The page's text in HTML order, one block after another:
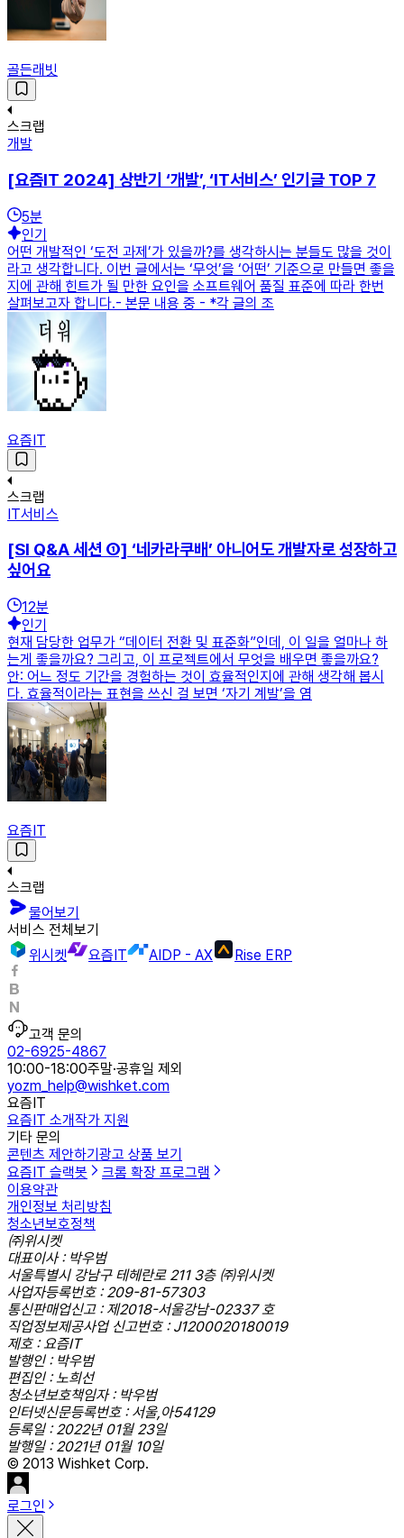
골든래빗
스크랩
개발
[요즘IT 2024] 상반기 ‘개발’, ‘IT서비스’ 인기글 TOP 7
5분
인기
어떤 개발적인 ‘도전 과제’가 있을까?를 생각하시는 분들도 많을 것이
라고 생각합니다. 이번 글에서는 ‘무엇’을 ‘어떤’ 기준으로 만들면 좋을
지에 관해 힌트가 될 만한 요인을 소프트웨어 품질 표준에 따라 한번
살펴보고자 합니다.- 본문 내용 중 - *각 글의 조
요즘IT
스크랩
IT서비스
[SI Q&A 세션 ①] ‘네카라쿠배’ 아니어도 개발자로 성장하고
싶어요
12분
인기
현재 담당한 업무가 “데이터 전환 및 표준화”인데, 이 일을 얼마나 하
는게 좋을까요? 그리고, 이 프로젝트에서 무엇을 배우면 좋을까요?
안: 어느 정도 기간을 경험하는 것이 효율적인지에 관해 생각해 봅시
다. 효율적이라는 표현을 쓰신 걸 보면 ‘자기 계발’을 염
요즘IT
스크랩
물어보기
서비스 전체보기
위시켓
요즘IT AIDP - AX Rise ERP
고객 문의
02-6925-4867
10:00-18:00주말·공휴일 제외
yozm_help@wishket.com
요즘IT
요즘IT 소개작가 지원
기타 문의
콘텐츠 제안하기 광고 상품 보기
요즘IT 슬랙봇
크롬 확장 프로그램
이용약관
개인정보 처리방침
청소년보호정책
㈜위시켓
대표이사 : 박우범
서울특별시 강남구 테헤란로 211 3층 ㈜위시켓
사업자등록번호 : 209-81-57303
통신판매업신고 : 제2018-서울강남-02337 호
직업정보제공사업 신고번호 : J1200020180019
제호 : 요즘IT
발행인 : 박우범
편집인 : 노희선
청소년보호책임자 : 박우범
인터넷신문등록번호 : 서울,아54129
등록일 : 2022년 01월 23일
발행일 : 2021년 01월 10일
© 2013 Wishket Corp.
로그인